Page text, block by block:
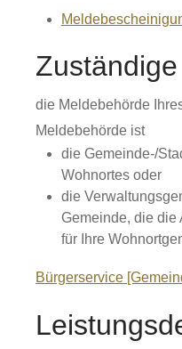
die Meldebehörde
Meldebehörde ist
die Gemeinde-/
Wohnortes oder
die
Gemeinde, die die
für Ihre
Bürgerservice